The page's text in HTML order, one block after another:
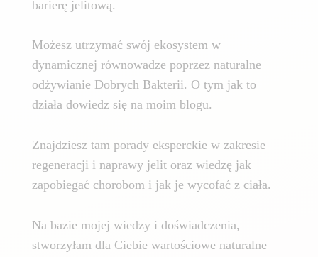
barierę jelitową.
Możesz utrzymać swój ekosystem w
dynamicznej równowadze poprzez naturalne
odżywianie Dobrych Bakterii. O tym jak to
działa dowiedz się na moim blogu.
Znajdziesz tam porady eksperckie w zakresie
regeneracji i naprawy jelit oraz wiedzę jak
zapobiegać chorobom i jak je wycofać z ciała.
Na bazie mojej wiedzy i doświadczenia,
stworzyłam dla Ciebie wartościowe naturalne